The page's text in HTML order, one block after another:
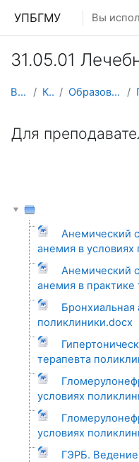
УПБГМУ Вы
31.05.01
В начало Кафедры Образование 2025-2026 уч.год
Для
Анемический
анемия в
Анемический
анемия в практике
Бронхиальная
поликлиники.docx
терапевта
условиях
условиях
ГЭРБ.